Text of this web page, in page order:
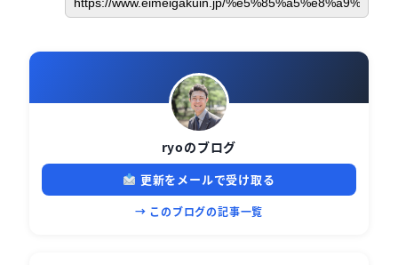
ryoのブログ
更新をメールで受け取る
→ このブログの記事一覧